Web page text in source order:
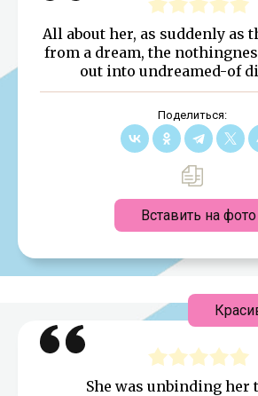
All about her, as suddenly as
from a dream, the
out into undreamed-of
Поделиться:
Вставить на фото
She was unbinding her